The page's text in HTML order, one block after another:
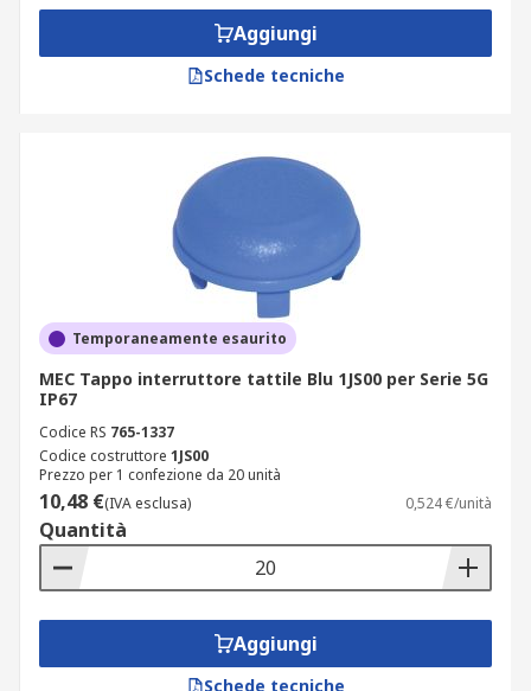
Aggiungi
Schede tecniche
Temporaneamente esaurito
MEC Tappo interruttore tattile Blu 1JS00 per Serie 5G
IP67
Codice RS 765-1337
Codice costruttore 1JS00
Prezzo per 1 confezione da 20 unità
10,48 €(IVA esclusa) 0,524 €/unità
Quantità
Aggiungi
Schede tecniche